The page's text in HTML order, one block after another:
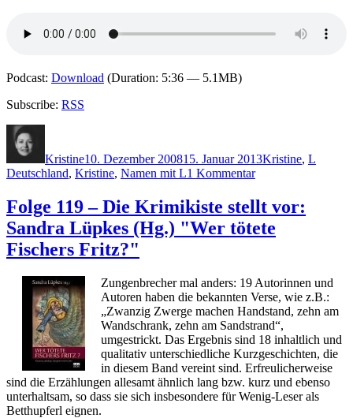
Podcast: Download (Duration: 5:36 — 5.1MB)
Subscribe: RSS
Kristine10. Dezember 200815. Januar 2013Kristine, L
Deutschland, Kristine, Namen mit L1 Kommentarzu
143
–
Die
Kai
Leuner
„Schüsse
auf
die
Staatsanwältin“
Folge 119 – Die Krimikiste stellt vor:
Sandra Lüpkes (Hg.) "Wer tötete
Fischers Fritz?"
Zungenbrecher mal anders: 19 Autorinnen und
Autoren haben die bekannten Verse, wie z.B.:
„Zwanzig Zwerge machen Handstand, zehn am
Wandschrank, zehn am Sandstrand“,
umgestrickt. Das Ergebnis sind 18 inhaltlich und
qualitativ unterschiedliche Kurzgeschichten, die
in diesem Band vereint sind. Erfreulicherweise
sind die Erzählungen allesamt ähnlich lang bzw. kurz und ebenso
unterhaltsam, so dass sie sich insbesondere für Wenig-Leser als
Betthupferl eignen.